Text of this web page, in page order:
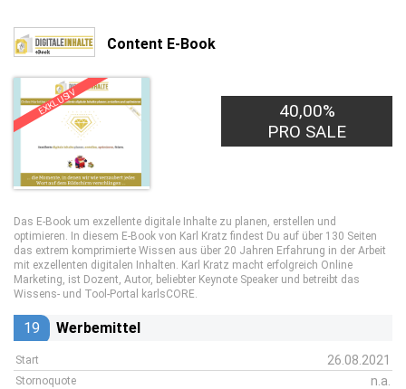
Content E-Book
EXKLUSIV
40,00%
PRO SALE
Das E-Book um exzellente digitale Inhalte zu planen, erstellen und
optimieren. In diesem E-Book von Karl Kratz findest Du auf über 130 Seiten
das extrem komprimierte Wissen aus über 20 Jahren Erfahrung in der Arbeit
mit exzellenten digitalen Inhalten. Karl Kratz macht erfolgreich Online
Marketing, ist Dozent, Autor, beliebter Keynote Speaker und betreibt das
Wissens- und Tool-Portal karlsCORE.
19 Werbemittel
Start 26.08.2021
Stornoquote n.a.